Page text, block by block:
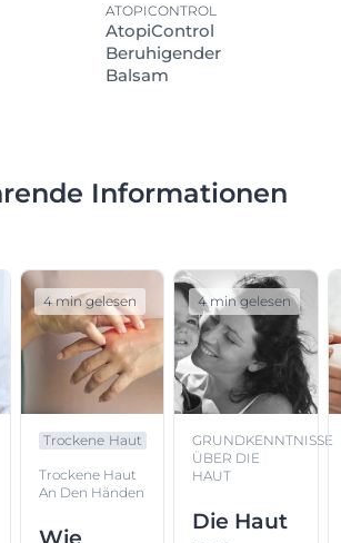
ATOPICONTROL
AtopiControl
Beruhigender
Balsam
Informationen
Trockene Haut
Trockene Haut
An Den Händen
Wie
4 min gelesen
GRUNDKENNTNISSE
ÜBER DIE
HAUT
Die Haut
4 min gelesen